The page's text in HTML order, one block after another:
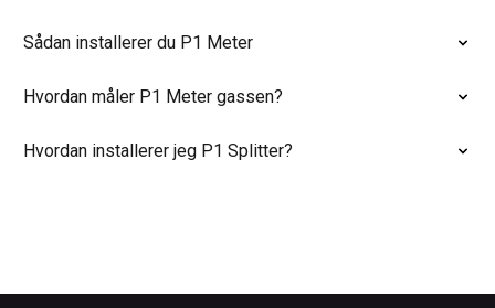
Sådan installerer du P1 Meter
Hvordan måler P1 Meter gassen?
Hvordan installerer jeg P1 Splitter?